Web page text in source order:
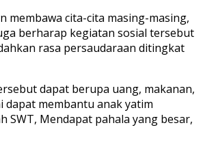
membawa cita-cita masing-masing,
berharap kegiatan sosial tersebut
rasa persaudaraan ditingkat
dapat berupa uang, makanan,
dapat membantu anak yatim
SWT, Mendapat pahala yang besar,